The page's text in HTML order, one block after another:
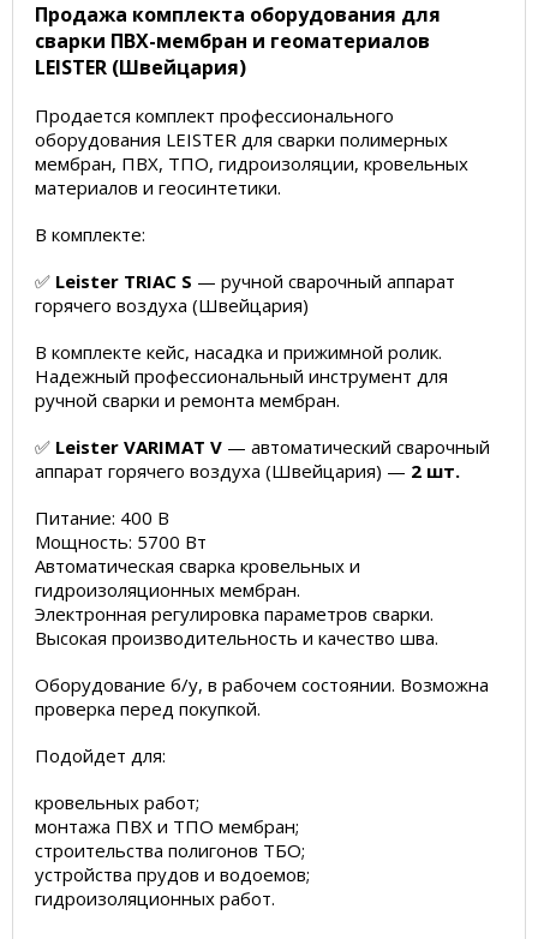
Продажа комплекта оборудования для
сварки ПВХ-мембран и геоматериалов
LEISTER (Швейцария)
Продается комплект профессионального
оборудования LEISTER для сварки полимерных
мембран, ПВХ, ТПО, гидроизоляции, кровельных
материалов и геосинтетики.
В комплекте:
✅ Leister TRIAC S — ручной сварочный аппарат
горячего воздуха (Швейцария)
В комплекте кейс, насадка и прижимной ролик.
Надежный профессиональный инструмент для
ручной сварки и ремонта мембран.
✅ Leister VARIMAT V — автоматический сварочный
аппарат горячего воздуха (Швейцария) — 2 шт.
Питание: 400 В
Мощность: 5700 Вт
Автоматическая сварка кровельных и
гидроизоляционных мембран.
Электронная регулировка параметров сварки.
Высокая производительность и качество шва.
Оборудование б/у, в рабочем состоянии. Возможна
проверка перед покупкой.
Подойдет для:
кровельных работ;
монтажа ПВХ и ТПО мембран;
строительства полигонов ТБО;
устройства прудов и водоемов;
гидроизоляционных работ.